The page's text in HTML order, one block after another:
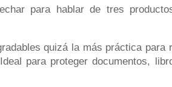
para hablar de tres
quizá la más práctica para
para proteger documentos,